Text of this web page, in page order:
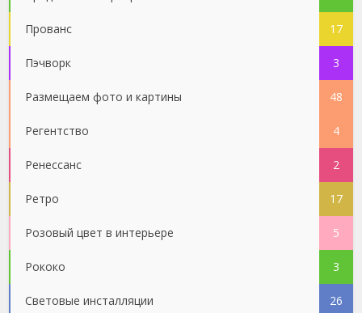
Прованс 17
Пэчворк 3
Размещаем фото и картины 48
Регентство 4
Ренессанс 2
Ретро 17
Розовый цвет в интерьере 5
Рококо 3
Световые инсталляции 26